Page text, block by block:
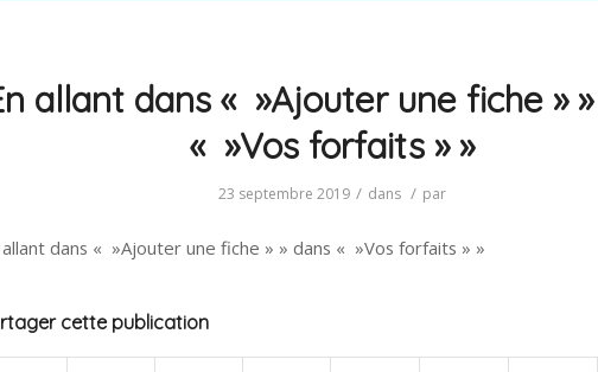
allant dans « »Ajouter une fiche »
« »Vos forfaits » »
23 septembre 2019 / dans / par
allant dans « »Ajouter une fiche » » dans « »Vos forfaits » »
cette publication